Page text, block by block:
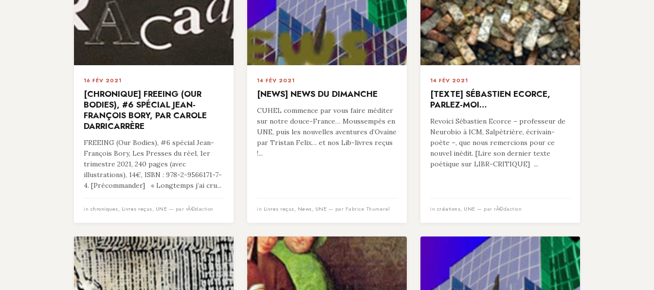
16 FÉV 2021
[CHRONIQUE] FREEING (OUR
BODIES), #6 SPÉCIAL JEAN-
FRANÇOIS BORY, PAR CAROLE
DARRICARRÈRE
FREEING (Our Bodies), #6 spécial Jean-
François Bory, Les Presses du réel, 1er
trimestre 2021, 240 pages (avec
illustrations), 14€, ISBN : 978-2-9566171-7-
4. [Précommander] « Longtemps j’ai cru...
in chroniques, Livres reçus, UNE — par rÃ©daction
14 FÉV 2021
[NEWS] NEWS DU DIMANCHE
CUHEL commence par vous faire méditer
sur notre douce-France… Moussempès en
UNE, puis les nouvelles aventures d’Ovaine
par Tristan Felix… et nos Lib-livres reçus
!...
in Livres reçus, News, UNE — par Fabrice Thumerel
14 FÉV 2021
[TEXTE] SÉBASTIEN ECORCE,
PARLEZ-MOI…
Revoici Sébastien Ecorce – professeur de
Neurobio à ICM, Salpètrière, écrivain-
poète –, que nous remercions pour ce
nouvel inédit. [Lire son dernier texte
poétique sur LIBR-CRITIQUE] ...
in créations, UNE — par rÃ©daction